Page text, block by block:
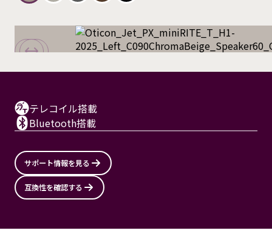
テレコイル搭載
Bluetooth搭載
サポート情報を見る
互換性を確認する